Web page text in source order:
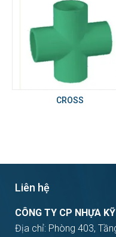
CROSS
Liên hệ
CÔNG TY CP NHỰA
Địa chỉ: Phòng 403,